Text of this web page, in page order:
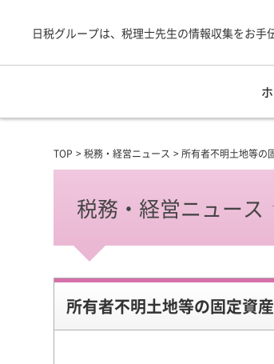
日税グループは、税理士先生の情報収集をお手
TOP 税務・経営ニュース 所有者不明土地等
税務・経営ニュース
所有者不明土地等の固定資